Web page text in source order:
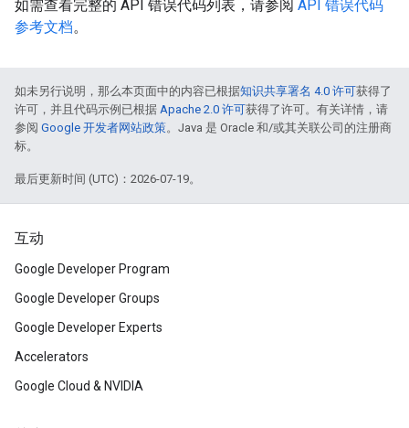
如需查看完整的 API 错误代码列表，请参阅 API 错误代码
参考文档。
如未另行说明，那么本页面中的内容已根据知识共享署名 4.0 许可获得了
许可，并且代码示例已根据 Apache 2.0 许可获得了许可。有关详情，请
参阅 Google 开发者网站政策。Java 是 Oracle 和/或其关联公司的注册商
标。
最后更新时间 (UTC)：2026-07-19。
互动
Google Developer Program
Google Developer Groups
Google Developer Experts
Accelerators
Google Cloud & NVIDIA